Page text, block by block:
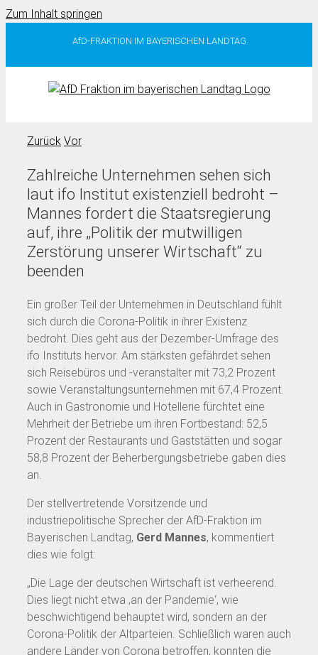
Zum Inhalt springen
AfD-FRAKTION IM BAYERISCHEN LANDTAG
Zurück Vor
Zahlreiche Unternehmen sehen sich
laut ifo Institut existenziell bedroht –
Mannes fordert die Staatsregierung
auf, ihre „Politik der mutwilligen
Zerstörung unserer Wirtschaft“ zu
beenden
Ein großer Teil der Unternehmen in Deutschland fühlt
sich durch die Corona-Politik in ihrer Existenz
bedroht. Dies geht aus der Dezember-Umfrage des
ifo Instituts hervor. Am stärksten gefährdet sehen
sich Reisebüros und -veranstalter mit 73,2 Prozent
sowie Veranstaltungsunternehmen mit 67,4 Prozent.
Auch in Gastronomie und Hotellerie fürchtet eine
Mehrheit der Betriebe um ihren Fortbestand: 52,5
Prozent der Restaurants und Gaststätten und sogar
58,8 Prozent der Beherbergungsbetriebe gaben dies
an.
Der stellvertretende Vorsitzende und
industriepolitische Sprecher der AfD-Fraktion im
Bayerischen Landtag, Gerd Mannes, kommentiert
dies wie folgt:
„Die Lage der deutschen Wirtschaft ist verheerend.
Dies liegt nicht etwa ‚an der Pandemie‘, wie
beschwichtigend behauptet wird, sondern an der
Corona-Politik der Altparteien. Schließlich waren auch
andere Länder von Corona betroffen, konnten die